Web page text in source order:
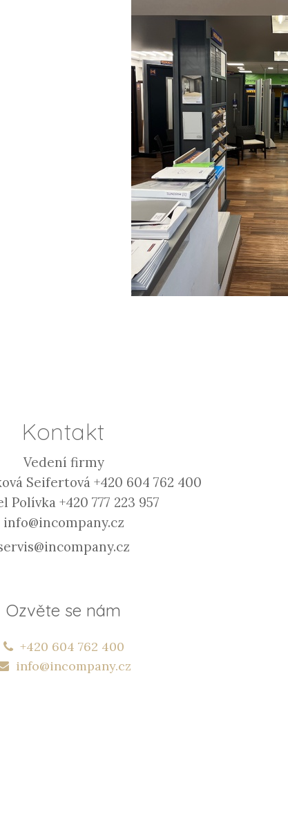
Kontakt
Vedení firmy
Seifertová +420 604 762 400
Polívka +420 777 223 957
info@incompany.cz
Ozvěte se nám
+420 604 762 400
info@incompany.cz